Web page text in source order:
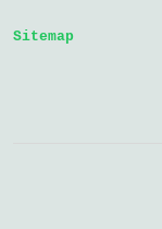
Sitemap